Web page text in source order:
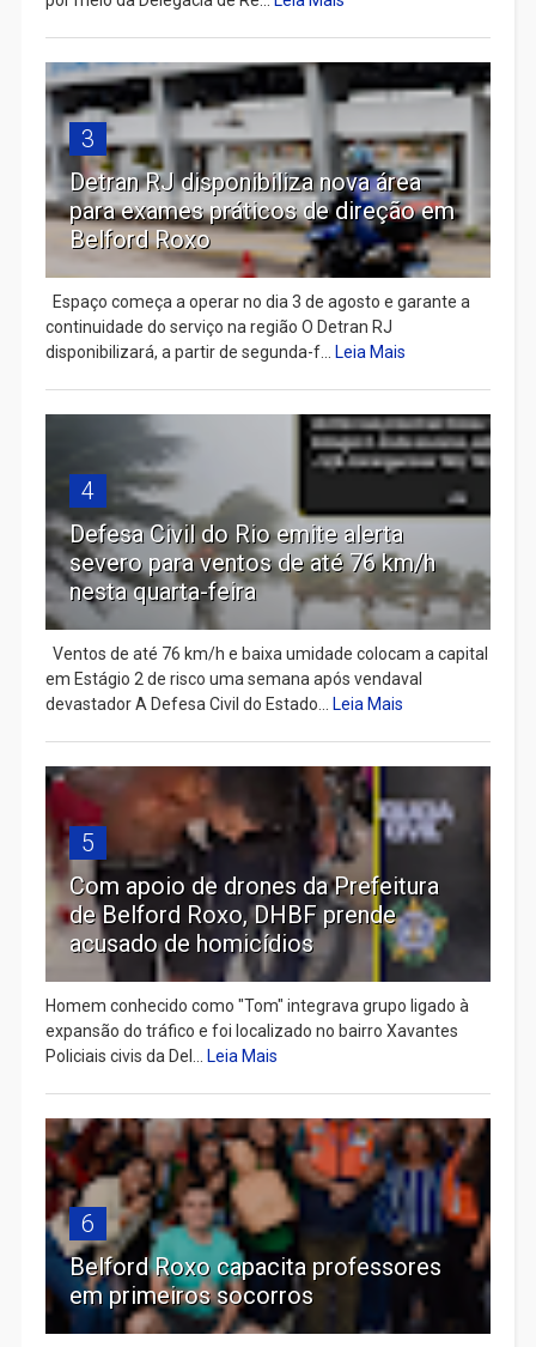
3
Detran RJ disponibiliza nova área
para exames práticos de direção em
Belford Roxo
Espaço começa a operar no dia 3 de agosto e garante a
continuidade do serviço na região O Detran RJ
disponibilizará, a partir de segunda-f... Leia Mais
4
Defesa Civil do Rio emite alerta
severo para ventos de até 76 km/h
nesta quarta-feira
Ventos de até 76 km/h e baixa umidade colocam a capital
em Estágio 2 de risco uma semana após vendaval
devastador A Defesa Civil do Estado... Leia Mais
5
Com apoio de drones da Prefeitura
de Belford Roxo, DHBF prende
acusado de homicídios
Homem conhecido como "Tom" integrava grupo ligado à
expansão do tráfico e foi localizado no bairro Xavantes
Policiais civis da Del... Leia Mais
6
Belford Roxo capacita professores
em primeiros socorros